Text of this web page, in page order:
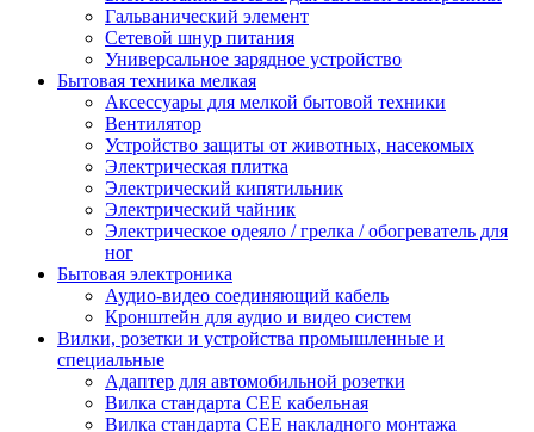
Гальванический элемент
Сетевой шнур питания
Универсальное зарядное устройство
Бытовая техника мелкая
Аксессуары для мелкой бытовой техники
Вентилятор
Устройство защиты от животных, насекомых
Электрическая плитка
Электрический кипятильник
Электрический чайник
Электрическое одеяло / грелка / обогреватель для
ног
Бытовая электроника
Аудио-видео соединяющий кабель
Кронштейн для аудио и видео систем
Вилки, розетки и устройства промышленные и
специальные
Адаптер для автомобильной розетки
Вилка стандарта CEE кабельная
Вилка стандарта CEE накладного монтажа